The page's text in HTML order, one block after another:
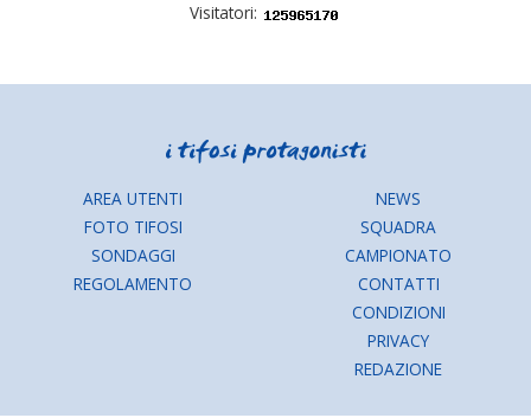
Visitatori:
AREA UTENTI
FOTO TIFOSI
SONDAGGI
REGOLAMENTO
NEWS
SQUADRA
CAMPIONATO
CONTATTI
CONDIZIONI
PRIVACY
REDAZIONE